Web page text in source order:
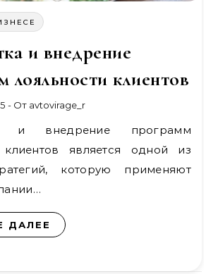
и внедрение
лояльности клиентов
- От avtovirage_r
клиентов является одной из
которую применяют
ДАЛЕЕ